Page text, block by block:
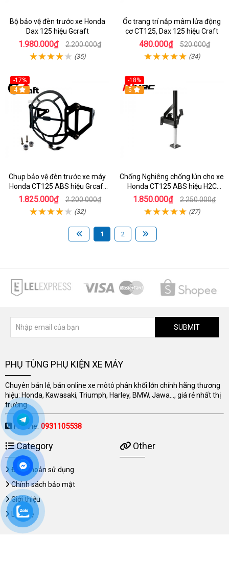
Bộ bảo vệ đèn trước xe Honda
Dax 125 hiệu Gcraft
1.980.000₫ 2.200.000₫
(35)
Ốc trang trí nắp mâm lửa động
cơ CT125, Dax 125 hiệu Craft
480.000₫ 520.000₫
(34)
-17%
4
Chụp bảo vệ đèn trước xe máy
Honda CT125 ABS hiệu Grcaft
chính hãng
1.825.000₫ 2.200.000₫
(32)
-18%
5
Chống Nghiêng chống lún cho xe
Honda CT125 ABS hiệu H2C
chính hãng
1.850.000₫ 2.250.000₫
(27)
1 2
SUBMIT
PHỤ TÙNG PHỤ KIỆN XE MÁY
Chuyên bán lẻ, bán online xe môtô phân khối lớn chính hãng thương
hiệu: Honda, Kawasaki, Triumph, Harley, BMW, Jawa..., giá rẻ nhất thị
trường
Hotline: 0931105538
Category
Điều khoản sử dụng
Chính sách bảo mật
Giới thiệu
Liên hệ
Other